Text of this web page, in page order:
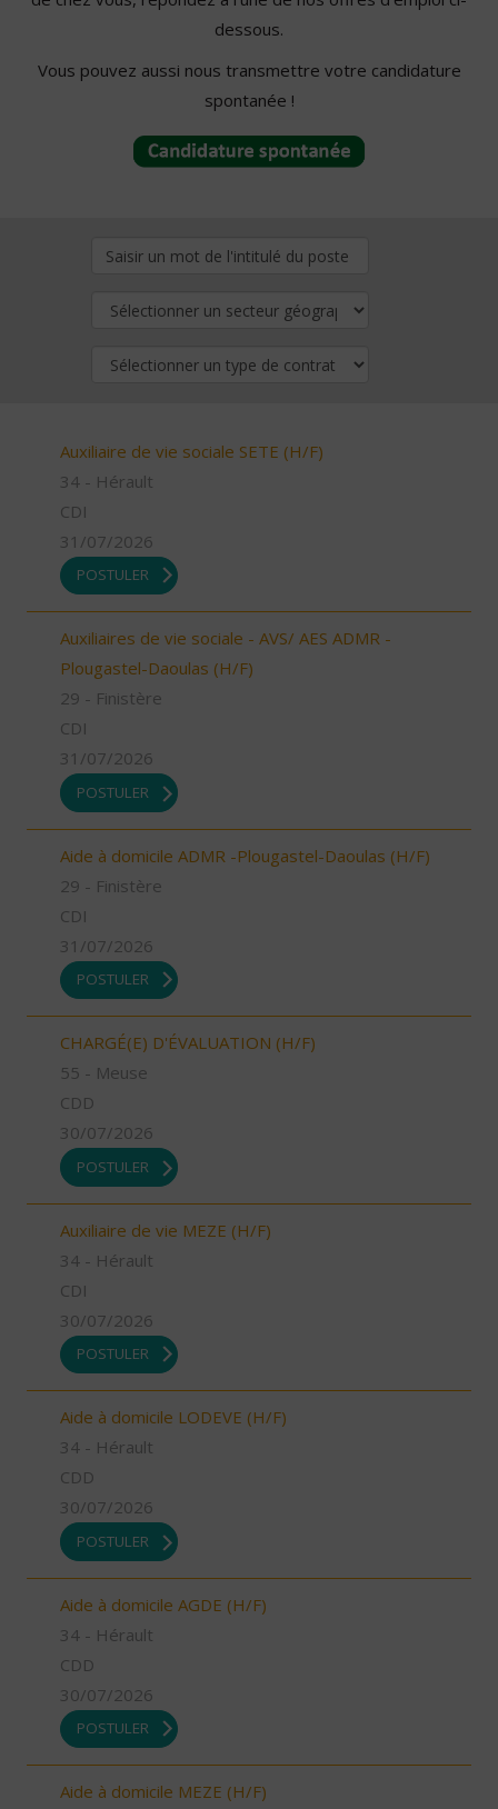
dessous.
Vous pouvez aussi nous transmettre votre candidature
spontanée !
Auxiliaire de vie sociale SETE (H/F)
34 - Hérault
CDI
31/07/2026
POSTULER
Auxiliaires de vie sociale - AVS/ AES ADMR -
Plougastel-Daoulas (H/F)
29 - Finistère
CDI
31/07/2026
POSTULER
Aide à domicile ADMR -Plougastel-Daoulas (H/F)
29 - Finistère
CDI
31/07/2026
POSTULER
CHARGÉ(E) D'ÉVALUATION (H/F)
55 - Meuse
CDD
30/07/2026
POSTULER
Auxiliaire de vie MEZE (H/F)
34 - Hérault
CDI
30/07/2026
POSTULER
Aide à domicile LODEVE (H/F)
34 - Hérault
CDD
30/07/2026
POSTULER
Aide à domicile AGDE (H/F)
34 - Hérault
CDD
30/07/2026
POSTULER
Aide à domicile MEZE (H/F)